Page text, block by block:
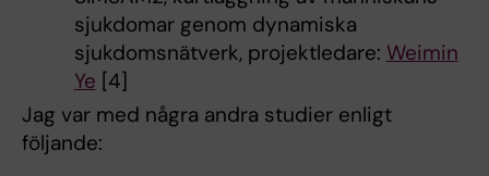
sjukdomar genom dynamiska
sjukdomsnätverk, projektledare: Weimin
Ye [4]
Jag var med några andra studier enligt
följande: